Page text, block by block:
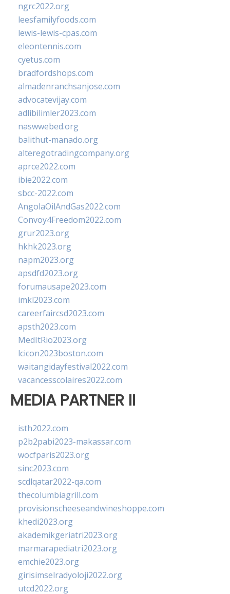
ngrc2022.org
leesfamilyfoods.com
lewis-lewis-cpas.com
eleontennis.com
cyetus.com
bradfordshops.com
almadenranchsanjose.com
advocatevijay.com
adlibilimler2023.com
naswwebed.org
balithut-manado.org
alteregotradingcompany.org
aprce2022.com
ibie2022.com
sbcc-2022.com
AngolaOilAndGas2022.com
Convoy4Freedom2022.com
grur2023.org
hkhk2023.org
napm2023.org
apsdfd2023.org
forumausape2023.com
imkl2023.com
careerfaircsd2023.com
apsth2023.com
MedItRio2023.org
lcicon2023boston.com
waitangidayfestival2022.com
vacancesscolaires2022.com
MEDIA PARTNER II
isth2022.com
p2b2pabi2023-makassar.com
wocfparis2023.org
sinc2023.com
scdlqatar2022-qa.com
thecolumbiagrill.com
provisionscheeseandwineshoppe.com
khedi2023.org
akademikgeriatri2023.org
marmarapediatri2023.org
emchie2023.org
girisimselradyoloji2022.org
utcd2022.org